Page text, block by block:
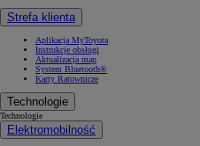
Strefa klienta
Aplikacja MyToyota
Instrukcje obsługi
Aktualizacja map
System Bluetooth®
Karty Ratownicze
Technologie
Technologie
Elektromobilność